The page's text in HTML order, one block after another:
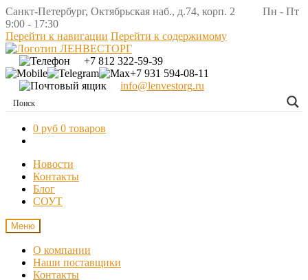
Санкт-Петербург, Октябрьская наб., д.74, корп. 2 Пн - Пт
9:00 - 17:30
Перейти к навигации Перейти к содержимому
+7 812 322-59-39
+7 931 594-08-11
info@lenvestorg.ru
0 руб 0 товаров
Новости
Контакты
Блог
СОУТ
Меню
О компании
Наши поставщики
Контакты